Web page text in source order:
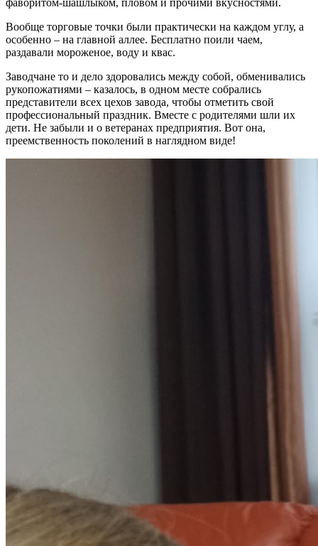
Вообще торговые точки были практически на каждом углу, а
особенно – на главной аллее. Бесплатно поили чаем,
раздавали мороженое, воду и квас.
Заводчане то и дело здоровались между собой, обменивались
рукопожатиями – казалось, в одном месте собрались
представители всех цехов завода, чтобы отметить свой
профессиональный праздник. Вместе с родителями шли их
дети. Не забыли и о ветеранах предприятия. Вот она,
преемственность поколений в наглядном виде!